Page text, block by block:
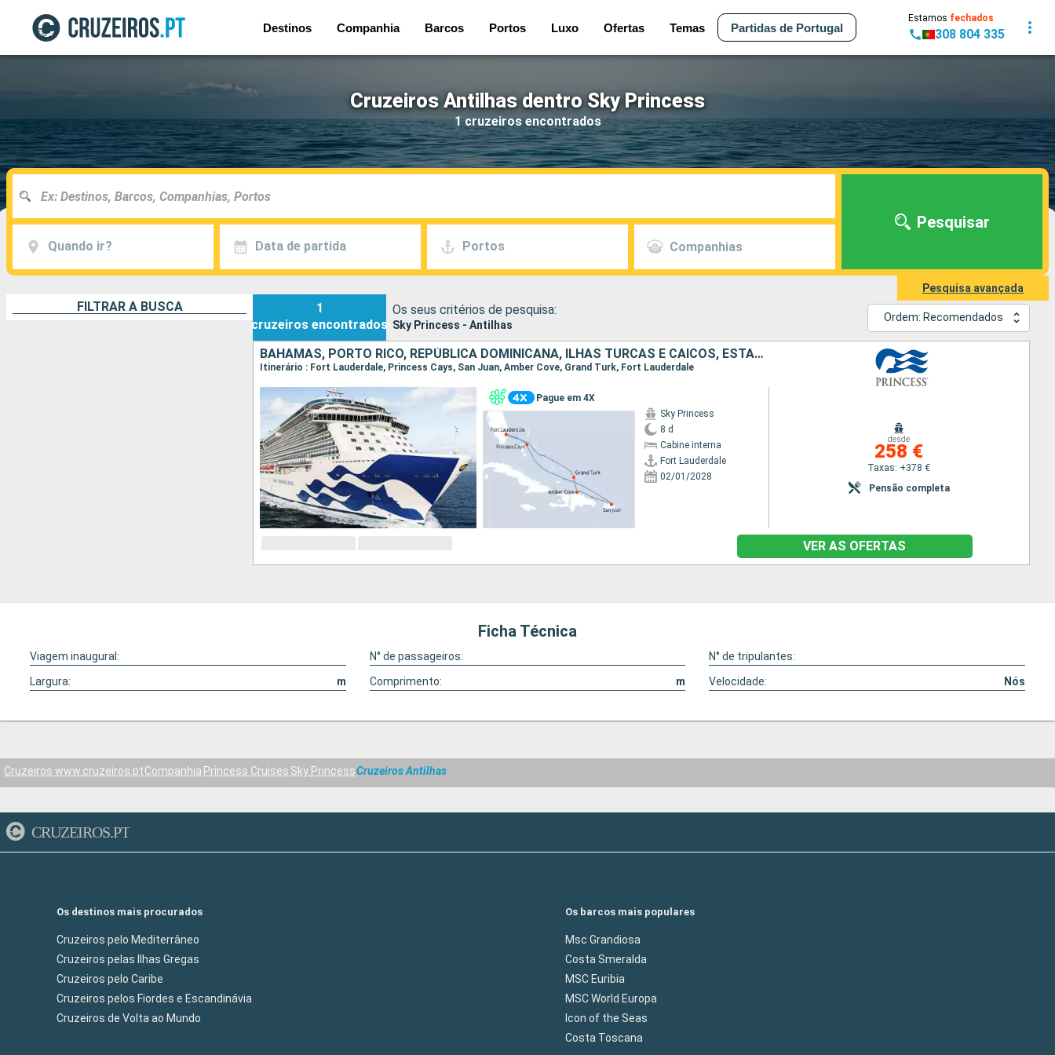
Destinos Companhia Barcos Portos Luxo Ofertas Temas Partidas de Portugal
Estamos fechados
308 804 335
Cruzeiros Antilhas dentro Sky Princess
1 cruzeiros encontrados
Quando ir? Data de partida Portos Companhias
Pesquisar
Pesquisa avançada
FILTRAR A BUSCA
1
cruzeiros encontrados
Os seus critérios de pesquisa:
Sky Princess - Antilhas
Ordem: Recomendados
BAHAMAS, PORTO RICO, REPÚBLICA DOMINICANA, ILHAS TURCAS E CAICOS, ESTADOS UNIDOS
Itinerário : Fort Lauderdale, Princess Cays, San Juan, Amber Cove, Grand Turk, Fort Lauderdale
Pague em 4X
Sky Princess
8 d
Cabine interna
Fort Lauderdale
02/01/2028
desde
258 €
Taxas: +378 €
Pensão completa
VER AS OFERTAS
Ficha Técnica
Viagem inaugural: N° de passageiros:
N° de tripulantes:
Largura:
m Comprimento: m Velocidade: Nós
Cruzeiros www.cruzeiros.ptCompanhia Princess Cruises Sky PrincessCruzeiros Antilhas
CRUZEIROS.PT
Os destinos mais procurados
Cruzeiros pelo Mediterrâneo
Cruzeiros pelas Ilhas Gregas
Cruzeiros pelo Caribe
Cruzeiros pelos Fiordes e Escandinávia
Cruzeiros de Volta ao Mundo
Os barcos mais populares
Msc Grandiosa
Costa Smeralda
MSC Euribia
MSC World Europa
Icon of the Seas
Costa Toscana